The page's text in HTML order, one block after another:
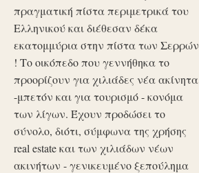
πραγματική πίστα περιμετρικά του
Ελληνικού και διέθεσαν δέκα
εκατομμύρια στην πίστα των Σερρών
! Το οικόπεδο που γεννήθηκα το
προορίζουν για χιλιάδες νέα ακίνητα
-μπετόν και για τουρισμό - κονόμα
των λίγων. Έχουν προδώσει το
σύνολο, διότι, σύμφωνα της χρήσης
real estate και των χιλιάδων νέων
ακινήτων - γενικευμένο ξεπούλημα